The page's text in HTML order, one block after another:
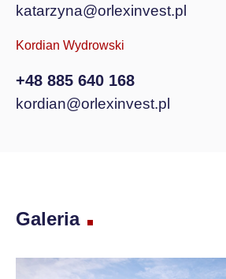
katarzyna@orlexinvest.pl
Kordian Wydrowski
+48 885 640 168
kordian@orlexinvest.pl
Galeria